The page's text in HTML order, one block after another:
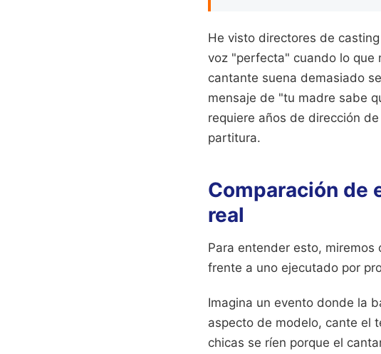
He visto directores de
voz "perfecta" cuando lo que
cantante suena demasiado
mensaje de "tu madre sabe
requiere años de dirección
partitura.
Comparación de
real
Para entender esto,
frente a uno ejecutado por
Imagina un evento donde la
aspecto de modelo, cante el
chicas se ríen porque el